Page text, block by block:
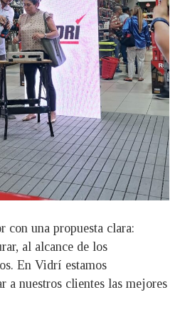
con una propuesta clara:
al alcance de los
En Vidrí estamos
a nuestros clientes las mejores